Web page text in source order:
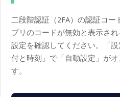
二段階認証（2FA）の認証コ
プリのコードが無効と表示さ
設定を確認してください。「
付と時刻」で「自動設定」が
す。